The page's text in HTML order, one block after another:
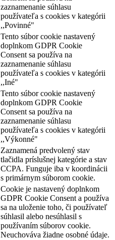
zaznamenanie súhlasu
používateľa s cookies v kategórii
,,Povinné"
Tento súbor cookie nastavený
doplnkom GDPR Cookie
Consent sa používa na
zaznamenanie súhlasu
používateľa s cookies v kategórii
,,Iné"
Tento súbor cookie nastavený
doplnkom GDPR Cookie
Consent sa používa na
zaznamenanie súhlasu
používateľa s cookies v kategórii
,,Výkonné"
Zaznamená predvolený stav
tlačidla príslušnej kategórie a stav
CCPA. Funguje iba v koordinácii
s primárnym súborom cookie.
Cookie je nastavený doplnkom
GDPR Cookie Consent a používa
sa na uloženie toho, či používateľ
súhlasil alebo nesúhlasil s
používaním súborov cookie.
Neuchováva žiadne osobné údaje.